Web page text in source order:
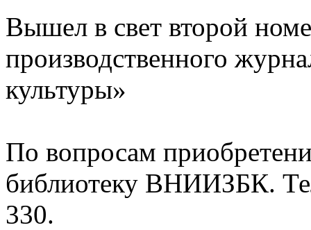
Вышел в свет второй
производственного
культуры»
По вопросам
библиотеку ВНИИЗБК.
330.